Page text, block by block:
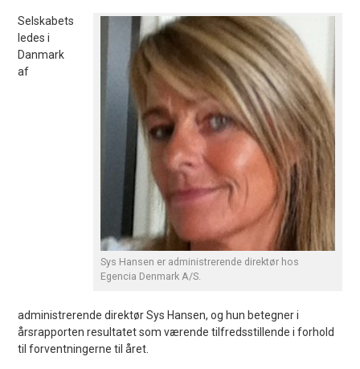
Sys Hansen er administrerende direktør hos
Egencia Denmark A/S.
Selskabets
ledes i
Danmark
af
administrerende direktør Sys Hansen, og hun betegner i
årsrapporten resultatet som værende tilfredsstillende i forhold
til forventningerne til året.